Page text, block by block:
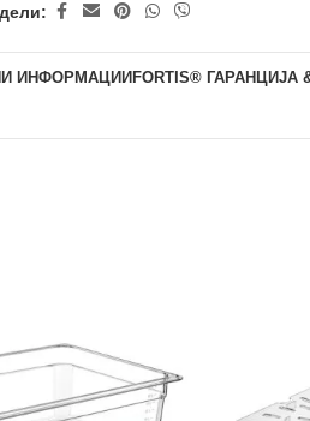
ИНФОРМАЦИИFORTIS® ГАРАНЦИЈА